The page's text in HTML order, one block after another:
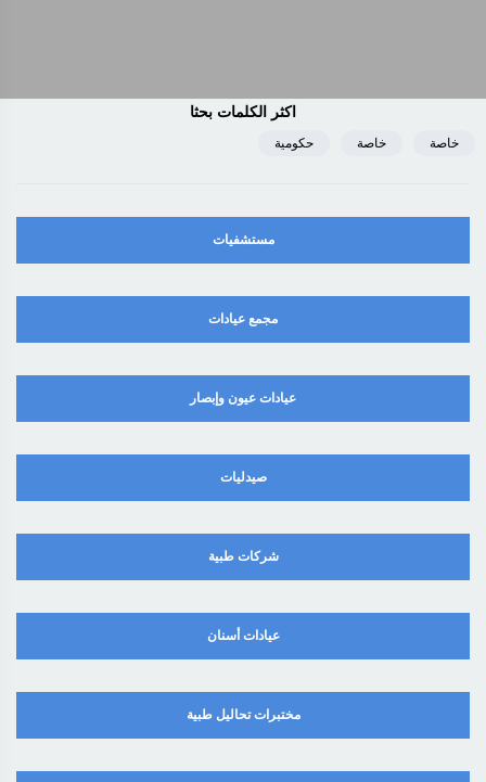
اكثر الكلمات بحثا
خاصة خاصة حكومية
مستشفيات
مجمع عيادات
عيادات عيون وإبصار
صيدليات
شركات طبية
عيادات أسنان
مختبرات تحاليل طبية